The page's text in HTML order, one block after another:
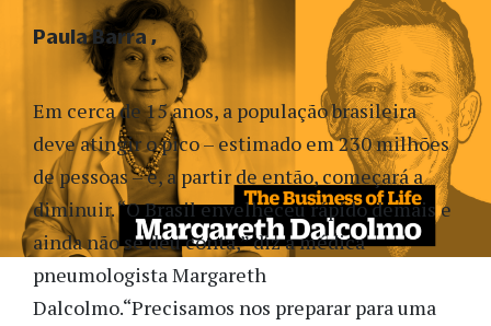
Em cerca de 15 anos, a população brasileira
deve atingir o pico – estimado em 230 milhões
de pessoas – e, a partir de então, começará a
diminuir. “O Brasil envelheceu rápido demais e
ainda não se deu conta,” diz a médica
pneumologista Margareth
Dalcolmo.“Precisamos nos preparar para uma
Paula Barra